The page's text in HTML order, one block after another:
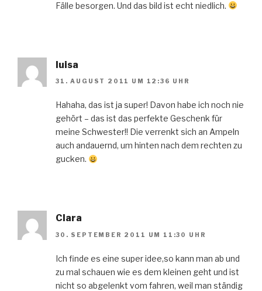
Fälle besorgen. Und das bild ist echt niedlich.
luisa
31. AUGUST 2011 UM 12:36 UHR
Hahaha, das ist ja super! Davon habe ich noch nie
gehört – das ist das perfekte Geschenk für
meine Schwester!! Die verrenkt sich an Ampeln
auch andauernd, um hinten nach dem rechten zu
gucken.
Clara
30. SEPTEMBER 2011 UM 11:30 UHR
Ich finde es eine super idee,so kann man ab und
zu mal schauen wie es dem kleinen geht und ist
nicht so abgelenkt vom fahren, weil man ständig